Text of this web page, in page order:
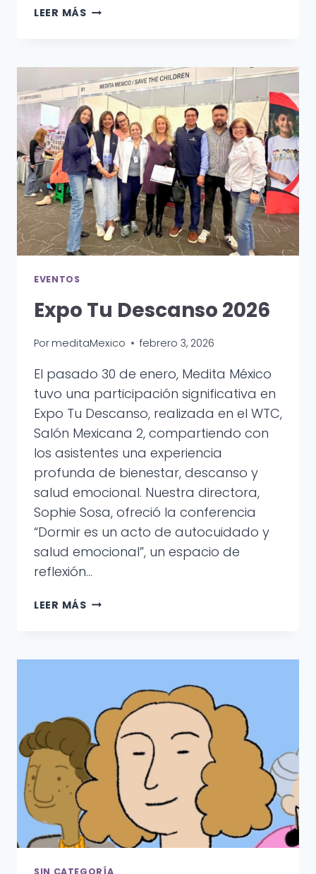
LEER MÁSCONSTRUYENDO
EVENTOS
Expo Tu Descanso 2026
Por meditaMexico febrero 3, 2026
El pasado 30 de enero, Medita México
tuvo una participación significativa en
Expo Tu Descanso, realizada en el WTC,
Salón Mexicana 2, compartiendo con
los asistentes una experiencia
profunda de bienestar, descanso y
salud emocional. Nuestra directora,
Sophie Sosa, ofreció la conferencia
“Dormir es un acto de autocuidado y
salud emocional”, un espacio de
reflexión…
LEER MÁSEXPO
SIN CATEGORÍA